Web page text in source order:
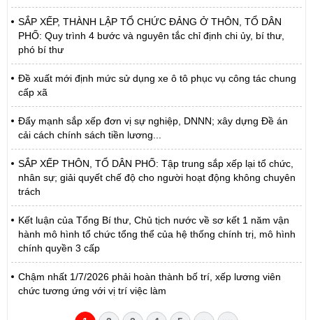
SẮP XẾP, THÀNH LẬP TỔ CHỨC ĐẢNG Ở THÔN, TỔ DÂN
PHỐ: Quy trình 4 bước và nguyên tắc chỉ định chi ủy, bí thư,
phó bí thư
Đề xuất mới định mức sử dụng xe ô tô phục vụ công tác chung
cấp xã
Đẩy mạnh sắp xếp đơn vị sự nghiệp, DNNN; xây dựng Đề án
cải cách chính sách tiền lương...
SẮP XẾP THÔN, TỔ DÂN PHỐ: Tập trung sắp xếp lại tổ chức,
nhân sự; giải quyết chế độ cho người hoạt động không chuyên
trách
Kết luận của Tổng Bí thư, Chủ tịch nước về sơ kết 1 năm vận
hành mô hình tổ chức tổng thể của hệ thống chính trị, mô hình
chính quyền 3 cấp
Chậm nhất 1/7/2026 phải hoàn thành bố trí, xếp lương viên
chức tương ứng với vị trí việc làm